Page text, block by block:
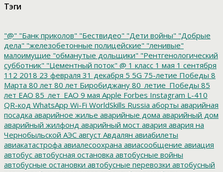
Тэги
"@" "Банк приколов" "Бествидео" "Дети войны" "Добрые
дела" "железобетонные полицейские" "ленивые"
малоимущие "обманутые дольщики" "Рентгенологический
субботник" "Цементный поток" @ 1 класс 1 мая 1 сентября
112 2018 23 февраля 31 декабря 5 5G 75-летие Победы 8
Марта 80 лет 80 лет Биробиджану 80_летие_Победы 85
лет ЕАО 85_лет_ЕАО 9 мая Apple Forbes Instagram L-410
QR-код WhatsApp Wi-Fi WorldSkills Russia аборты аварийная
посадка аварийное жилье аварийные дома аварийный дом
аварийный жилфонд аварийный мост авария авария на
Чернобыльской АЭС август Авдалян авиабилеты
авиакатастрофа авиалесоохрана авиасообщение авиация
автобус автобусная остановка автобусные войны
автобусные остановки автобусные перевозки автобусный